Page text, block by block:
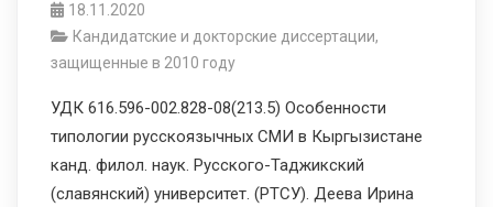
18.11.2020
Кандидатские и докторские диссертации,
защищенные в 2010 году
УДК 616.596-002.828-08(213.5) Особенности
типологии русскоязычных СМИ в Кыргызистане
канд. филол. наук. Русского-Таджикский
(славянский) университет. (РТСУ). Деева Ирина